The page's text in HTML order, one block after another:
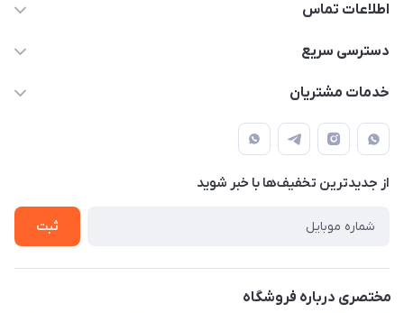
اطلاعات تماس
09387538030
دهقانی
دسترسی سریع
حساب کاربری
لیست محصولات
درباره ما
خدمات مشتریان
قوانین و مقررات
حریم خصوصی
راهنما
از جدید‌ترین تخفیف‌ها با‌ خبر شوید
ثبت
مختصری درباره فروشگاه